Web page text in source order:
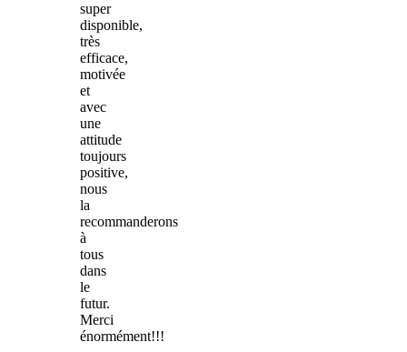
super
disponible,
très
efficace,
motivée
et
avec
une
attitude
toujours
positive,
nous
la
recommanderons
à
tous
dans
le
futur.
Merci
énormément!!!